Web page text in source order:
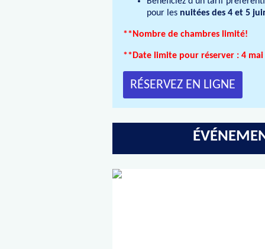
pour les nuitées des 4 et 5
**Nombre de chambres limité!
**Date limite pour réserver : 4 mai
RÉSERVEZ EN LIGNE